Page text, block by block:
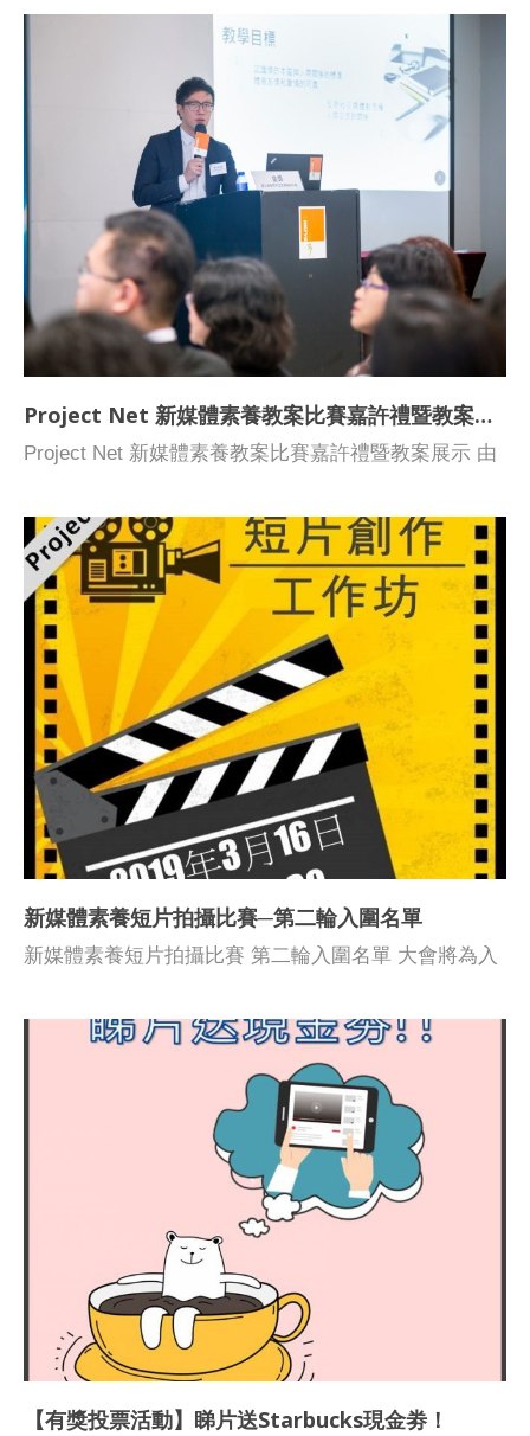
絡媒體輔導中心 青年工作幹事陳英杰先生。
協會大廈25樓 報名方法： 網上報名 (2月17日截止報
名) 最後，在此恭喜各位得獎者，亦感謝各位參加者對
「Project NET新媒體素養教案比賽」的支持! 如有任何
查詢，請致電2788 3433 聯絡媒體輔導中心 青年工作
幹事陳英杰先生。
持和參與，藉著老師的積極參與及創意，讓媒體素養有
跨學科的交流和新的教學方案，豐富新媒體素養教育的
教學資源，促進媒體素養教育的發展。 教案比賽決賽
面試已於2019年1月19日完結，得獎名單公佈如下，並
附上金獎、銀獎、銅獎的得獎教案供業界交流： 各獎
項將於「Project NET新媒體素養教案比賽嘉許禮暨教
案展示」上頒發，各獲獎隊伍將於展覽中介紹得獎教
案。大會將透過電郵個別通知獲獎學校。 Project Net
– 新媒體素養教案比賽嘉許禮暨教案展示 日期： 2019
年2月21日（星期四） 目的 : 嘉許新媒體素養教案比賽
的優秀教案；並透過優秀教案展示，促進教育界互相交
流，以及資源共享 時間： 下午4時至下午5時30分 地
點： 香港北角百福道21號香港青年協會大廈25樓 報名
方法： 網上報名 (2月17日截止報名) 最後，在此恭喜
各位得獎者，亦感謝各位參加者對「Project NET新媒
Project Net 新媒體素養教案比賽嘉許禮暨教案展示
Project Net 新媒體素養教案比賽嘉許禮暨教案展示 由
助，「Project Net 新媒體素養教案比賽嘉許禮暨教案
展示」於2月21日在香港青年協會大廈順利舉行。
Project NET 新媒體素養教案比賽的目的鼓勵老師創作
媒體素養教育方案，為學生設計適切的新媒體素養課
程，集思廣益，共享教學資源，提升媒體素養教育發
展。是次教案比賽，總共有25隊教師隊伍參賽。經過
多輪甄選，由跨界別專業人士組成的評審團評核，按教
案計劃的內容(40%)、創新性(25%)、可行性(25%)、持
續性(10%)，選出金獎、銀獎、銅獎及優秀教案。 金
獎：聖公會聖馬利亞堂莫慶堯中學 銀獎：順德聯誼總
會鄭裕彤中學 銅獎：文理書院（香港） 嘉許禮期間，
除得獎教師展示其傑出教案，與參加者進行交流外。我
們還邀請到金獎和銀獎得獎老師分享優異得獎教案，大
談價值教育以至辨識網絡資訊，分享十分精彩，亦令大
家對推動新媒體素養有更宏觀的思考角度。 是次教案
意、價值、經驗。透過教案進行知識轉移，推動新媒體
素養教學，讓學生在不同學科中，學習到新媒體素養知
識、技能及價值觀。本會期盼日後再接再厲，透過這些
平台與機遇，推動和促進跨界別的交流、共同推動新媒
體素養發展。 得獎教案如下： 評審委員會(排序不分先
後)： 第二輪評審名單： 決賽評審名單： 香港電腦教
育學會主席 金偉明校長 香港浸會大學傳理學院新聞系
系主任 李月蓮教授 香港教育城高級發展經理 洪婉玲女
士 香港城市大學應用程序實驗室總監 張澤松博士 香港
青年協會 督導主任 徐小曼女士 青年發展會委員 范凱
傑大律師 明報教育網編輯 教育局課程發展主任(資訊科
技教育) 劉蕙薇女士 香港青年協會副總幹事 馮丹媚女
士 第二輪甄選入圍名單
新媒體素養短片拍攝比賽─第二輪入圍名單
新媒體素養短片拍攝比賽 第二輪入圍名單 大會將為入
新媒體素養及短片的製作技巧，提升多媒體創作能力，
從籌備、創作、拍攝、剪接、配樂及聲效設計等步驟，
激發創意。 〈短片創作工作坊〉 日期：2019年3月16
日(星期六) 時間：上午10時至12時30分 地點：香港灣
仔軒尼詩道15 號溫莎公爵社會服務大厦2樓 201 室 *由
於名額有限，請每隊伍安排 2 位隊員參加是次工作
坊。當日請早15分鐘抵達場地報到。 **各隊伍需於
2019年4月10日前遞交短片劇本，並製作一齣不多於3
分鐘的短片，在2019年5月31日前上載短片至
medialiteracy.hk。 入圍名單如下： 初中組 學校名稱
參賽隊伍名稱 短片名稱 明愛屯門馬登基金中學
Campus TV 3 網相証 順德聯誼總會鄭裕彤中學 網絡人
網絡人踢爆假新聞 香港浸會大學附屬學校王錦輝中小
學 Ok then productions Rumours has it 聖公會基孝中
【有獎投票活動】睇片送Starbucks現金劵！